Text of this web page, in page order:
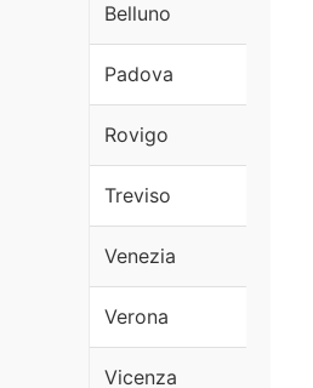
Belluno
Padova
Rovigo
Treviso
Venezia
Verona
Vicenza